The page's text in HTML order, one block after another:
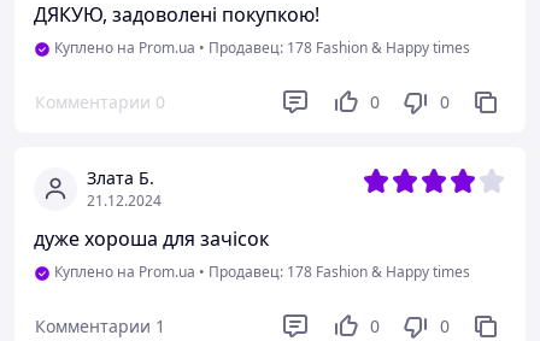
ДЯКУЮ, задоволені покупкою!
Куплено на Prom.ua • Продавец: 178 Fashion & Happy times
Комментарии 0 0 0
Злата Б.
21.12.2024
дуже хороша для зачісок
Куплено на Prom.ua • Продавец: 178 Fashion & Happy times
Комментарии 1 0 0